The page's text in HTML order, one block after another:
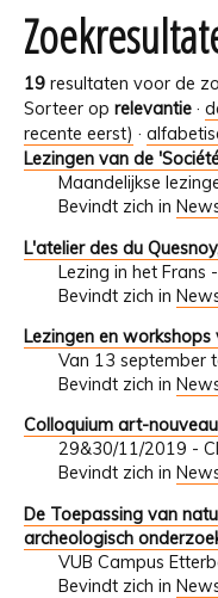
19 resultaten voor de
Sorteer op relevantie ·
recente eerst) ·
Lezingen van de
Maandelijkse
Bevindt zich in
L'atelier des du
Lezing in het
Bevindt zich in
Lezingen en
Van 13 september
Bevindt zich in
Colloquium art-
29&30/11/2019 -
Bevindt zich in
De Toepassing van
archeologisch
VUB Campus
Bevindt zich in